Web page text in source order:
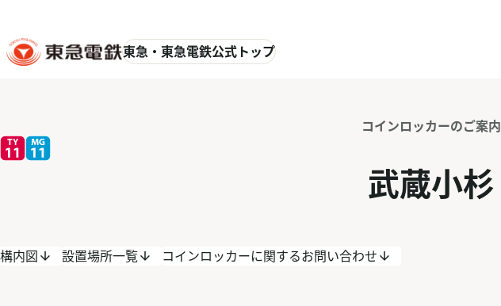
東急・東急電鉄公式トップ
コインロッカーのご案内
武蔵小杉
構内図 設置場所一覧 コインロッカーに関するお問い合わせ